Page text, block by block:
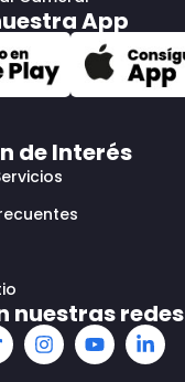
App
de Interés
nuestras redes